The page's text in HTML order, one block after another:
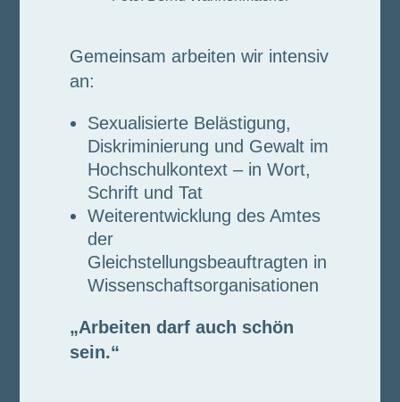
Gemeinsam arbeiten wir intensiv
an:
Sexualisierte Belästigung,
Diskriminierung und Gewalt im
Hochschulkontext – in Wort,
Schrift und Tat
Weiterentwicklung des Amtes
der
Gleichstellungsbeauftragten in
Wissenschaftsorganisationen
„Arbeiten darf auch schön
sein.“